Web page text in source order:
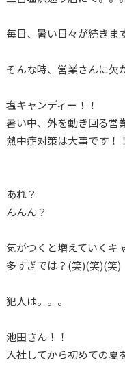
毎日、暑い日々が続きま
そんな時、営業さんに欠
塩キャンディー！！
暑い中、外を動き回る営
熱中症対策は大事です！！
あれ？
んんん？
気がつくと増えていくキ
多すぎでは？(笑)(笑)(笑)
犯人は。。。
池田さん！！
入社してから初めての夏